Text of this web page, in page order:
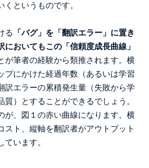
くというものです。
る
「バグ」を「翻訳エラー」に置き
においてもこの「信頼度成長曲線」
が筆者の経験から類推されます。横
プにかけた経過年数（あるいは学習
訳エラーの累積発生量（失敗から学
質）とすることができるでしょう。
が、図１の赤い曲線になります。横
スト、縦軸を翻訳者がアウトプット
ています。